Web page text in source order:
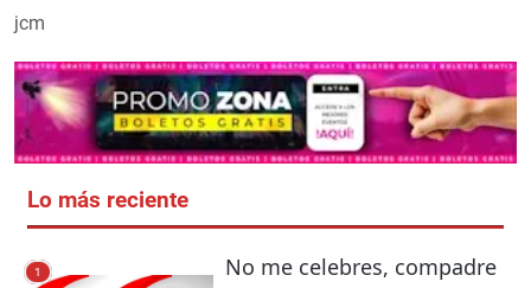
jcm
Lo más reciente
1 No me celebres, compadre